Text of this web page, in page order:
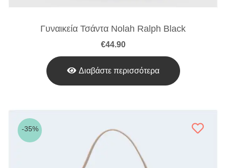
Γυναικεία Τσάντα Nolah Ralph Black
€44.90
Διαβάστε περισσότερα
-35%